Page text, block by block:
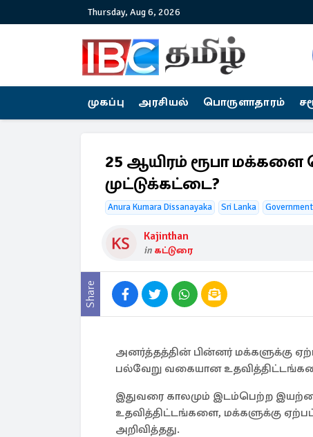
Thursday, Aug 6, 2026
முகப்பு அரசியல் பொருளாதாரம்
25 ஆயிரம் ரூபா
முட்டுக்கட்டை?
Anura Kumara Dissanayaka Sri Lanka
Kajinthan
in கட்டுரை
Share
அனர்த்தத்தின் பின்னர் மக்களுக்கு
பல்வேறு வகையான
இதுவரை காலமும் இடம்பெற்ற
உதவித்திட்டங்களை, மக்களுக்கு
அறிவித்தது.